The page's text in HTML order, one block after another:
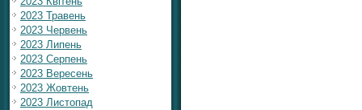
2023 Травень
2023 Червень
2023 Липень
2023 Серпень
2023 Вересень
2023 Жовтень
2023 Листопад